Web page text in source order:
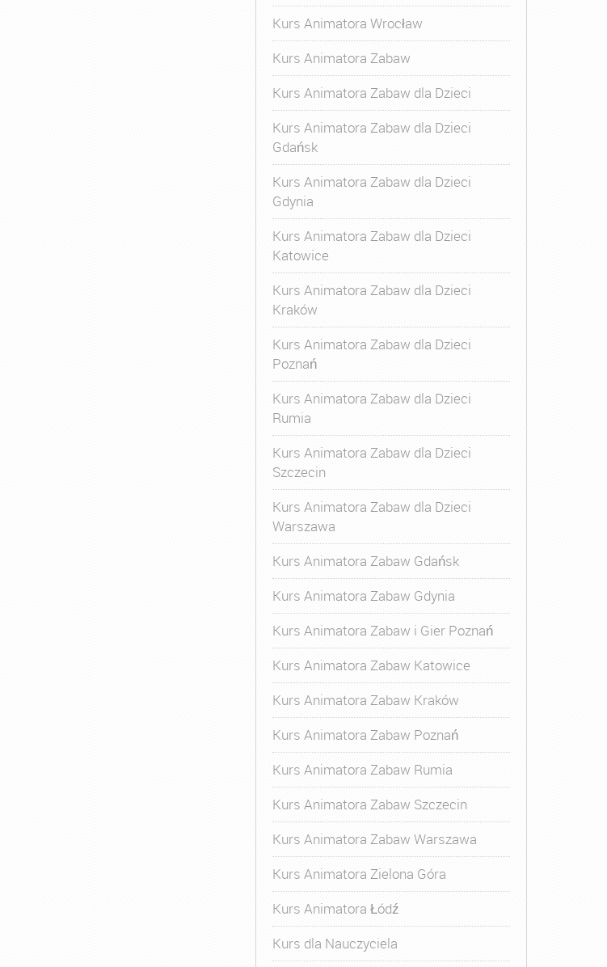
Kurs Animatora Wrocław
Kurs Animatora Zabaw
Kurs Animatora Zabaw dla Dzieci
Kurs Animatora Zabaw dla Dzieci
Gdańsk
Kurs Animatora Zabaw dla Dzieci
Gdynia
Kurs Animatora Zabaw dla Dzieci
Katowice
Kurs Animatora Zabaw dla Dzieci
Kraków
Kurs Animatora Zabaw dla Dzieci
Poznań
Kurs Animatora Zabaw dla Dzieci
Rumia
Kurs Animatora Zabaw dla Dzieci
Szczecin
Kurs Animatora Zabaw dla Dzieci
Warszawa
Kurs Animatora Zabaw Gdańsk
Kurs Animatora Zabaw Gdynia
Kurs Animatora Zabaw i Gier Poznań
Kurs Animatora Zabaw Katowice
Kurs Animatora Zabaw Kraków
Kurs Animatora Zabaw Poznań
Kurs Animatora Zabaw Rumia
Kurs Animatora Zabaw Szczecin
Kurs Animatora Zabaw Warszawa
Kurs Animatora Zielona Góra
Kurs Animatora Łódź
Kurs dla Nauczyciela